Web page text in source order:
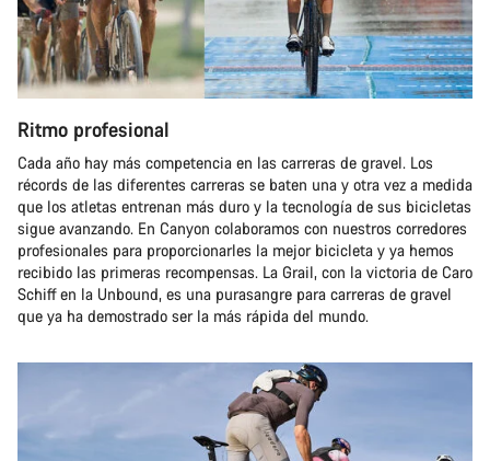
Ritmo profesional
Cada año hay más competencia en las carreras de gravel. Los
récords de las diferentes carreras se baten una y otra vez a medida
que los atletas entrenan más duro y la tecnología de sus bicicletas
sigue avanzando. En Canyon colaboramos con nuestros corredores
profesionales para proporcionarles la mejor bicicleta y ya hemos
recibido las primeras recompensas. La Grail, con la victoria de Caro
Schiff en la Unbound, es una purasangre para carreras de gravel
que ya ha demostrado ser la más rápida del mundo.